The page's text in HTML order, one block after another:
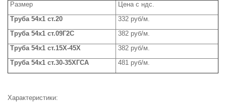
Размер
Цена с ндс.
Труба 54x1 ст.20
332 руб/м.
Труба 54x1 ст.09Г2С
382 руб/м.
Труба 54x1 ст.15Х-45Х
382 руб/м.
Труба 54x1 ст.30-35ХГСА 481 руб/м.
Характеристики: